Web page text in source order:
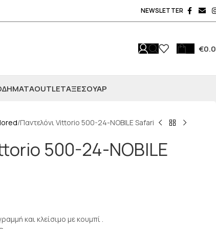
NEWSLETTER
€
OUTLETΑΞΕΣΟΥΆΡ
Παντελόνι Vittorio 500-24-NOBILE Safari
500-24-NOBILE
και κλείσιμο με κουμπί .